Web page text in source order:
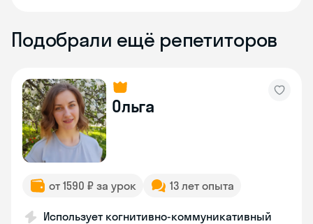
Подобрали ещё репетиторов
Ольга
от 1590 ₽ за урок 13 лет опыта
Использует когнитивно-коммуникативный